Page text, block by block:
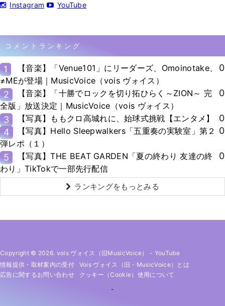
Instagram YouTube
コメントランキング
1
【音楽】「Venue101」にリーダーズ、Omoinotake、
≠MEが登場｜MusicVoice（vois ヴォイス）
0
2
【音楽】「十勝でロックを切り拓ひらく～ZION～ 完
全版」放送決定｜MusicVoice（vois ヴォイス）
0
3 【写真】ももクロ高城れに、始球式挑戦【エンタメ】
0
4
【写真】Hello Sleepwalkers「五重奏の実験室」第２
弾レポ（１）
0
5
【写真】THE BEAT GARDEN「夏の終わり 友達の終
わり」TikTokで一部先行配信
0
ランキングをもっとみる
Copyright © 2026. vois ヴォイス（旧MusicVoice） - YouTube
情報提供・取材案内の受付
Vois ヴォイス（旧・MusicVoice）とは
広告に関するお問い合わせ
クッキー（cookie）使用について
-